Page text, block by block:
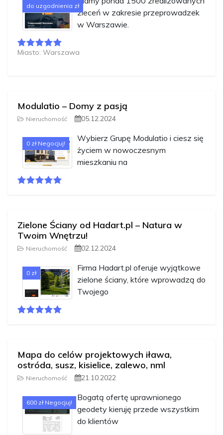
do uzgodnienia zł
zleceń w zakresie przeprowadzek
w Warszawie.
Miasto: Warszawa
Modulatio – Domy z pasją
Nieruchomość 05.12.2024
0 zł Negocjuj!
Wybierz Grupę Modulatio i ciesz się
życiem w nowoczesnym
mieszkaniu na
Zielone Ściany od Hadart.pl – Natura w
Twoim Wnętrzu!
Nieruchomość 02.12.2024
0 zł
Firma Hadart.pl oferuje wyjątkowe
zielone ściany, które wprowadzą do
Twojego
Mapa do celów projektowych iława,
ostróda, susz, kisielice, zalewo, nml
Nieruchomość 21.10.2022
600 zł Negocjuj!
Bogatą ofertę uprawnionego
geodety kieruję przede wszystkim
do klientów